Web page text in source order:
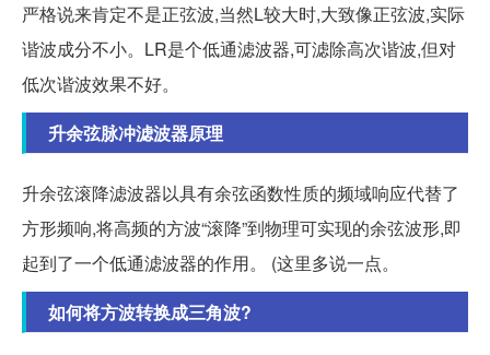
严格说来肯定不是正弦波,当然L较大时,大致像正弦波,实际
谐波成分不小。LR是个低通滤波器,可滤除高次谐波,但对
低次谐波效果不好。
升余弦脉冲滤波器原理
升余弦滚降滤波器以具有余弦函数性质的频域响应代替了
方形频响,将高频的方波“滚降”到物理可实现的余弦波形,即
起到了一个低通滤波器的作用。 (这里多说一点。
如何将方波转换成三角波?